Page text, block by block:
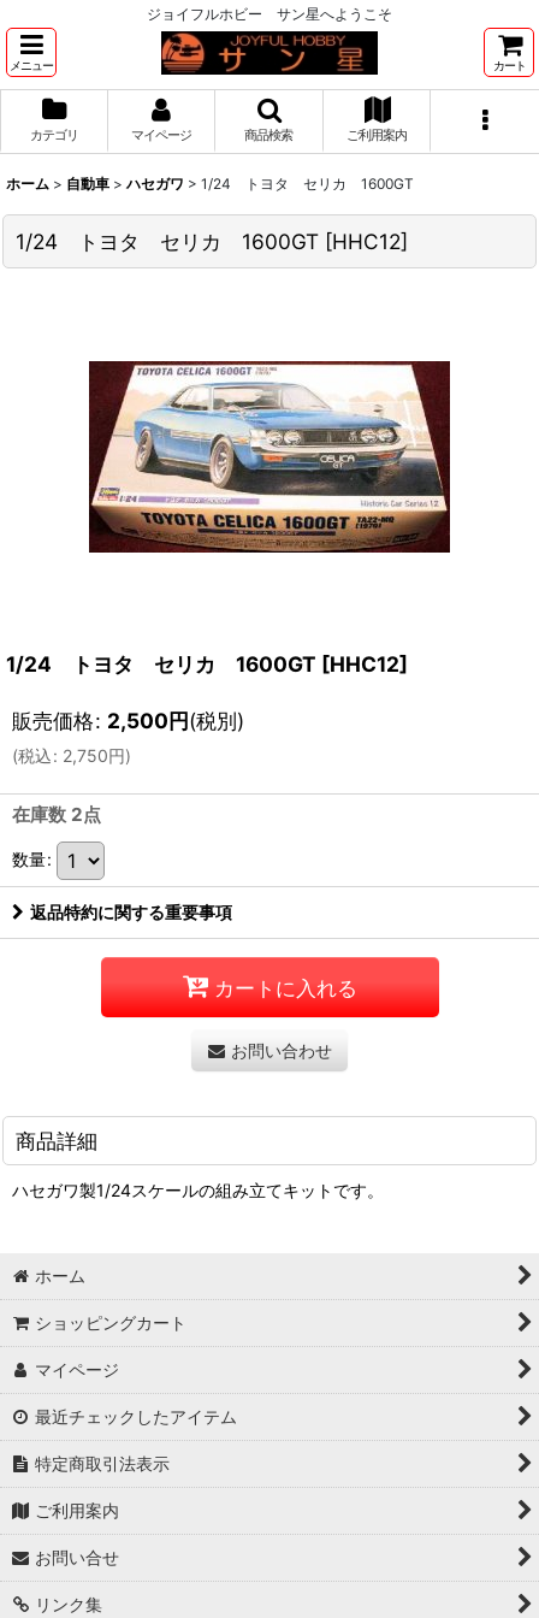
ジョイフルホビー サン星へようこそ
メニュー カート
カテゴリ マイページ 商品検索 ご利用案内
ホーム > 自動車 > ハセガワ > 1/24 トヨタ セリカ 1600GT
1/24 トヨタ セリカ 1600GT [HHC12]
1/24 トヨタ セリカ 1600GT [HHC12]
販売価格: 2,500円(税別)
(税込: 2,750円)
在庫数 2点
数量:
返品特約に関する重要事項
カートに入れる
お問い合わせ
商品詳細
ハセガワ製1/24スケールの組み立てキットです。
ホーム
ショッピングカート
マイページ
最近チェックしたアイテム
特定商取引法表示
ご利用案内
お問い合せ
リンク集